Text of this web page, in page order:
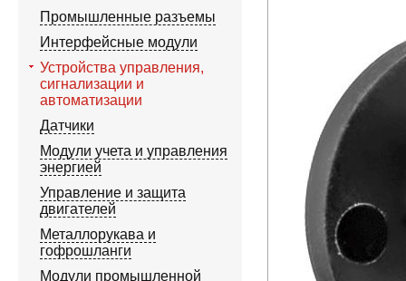
Промышленные разъемы
Интерфейсные модули
Устройства управления,
сигнализации и
автоматизации
Датчики
Модули учета и управления
энергией
Управление и защита
двигателей
Металлорукава и
гофрошланги
Модули промышленной